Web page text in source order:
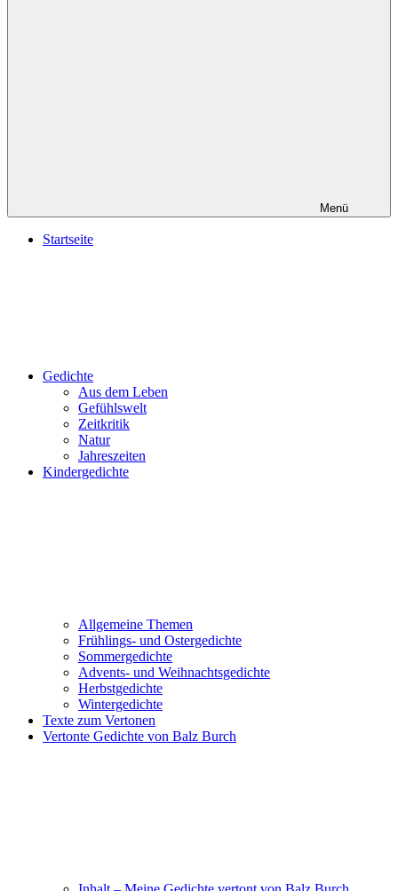
Menü
Startseite
Gedichte
Aus dem Leben
Gefühlswelt
Zeitkritik
Natur
Jahreszeiten
Kindergedichte
Allgemeine Themen
Frühlings- und Ostergedichte
Sommergedichte
Advents- und Weihnachtsgedichte
Herbstgedichte
Wintergedichte
Texte zum Vertonen
Vertonte Gedichte von Balz Burch